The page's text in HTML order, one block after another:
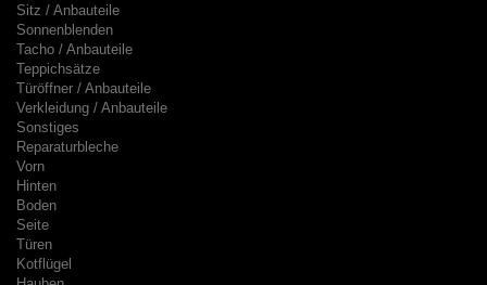
Sitz / Anbauteile
Sonnenblenden
Tacho / Anbauteile
Teppichsätze
Türöffner / Anbauteile
Verkleidung / Anbauteile
Sonstiges
Reparaturbleche
Vorn
Hinten
Boden
Seite
Türen
Kotflügel